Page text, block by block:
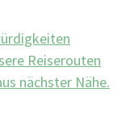
Reiserouten
nächster Nähe.